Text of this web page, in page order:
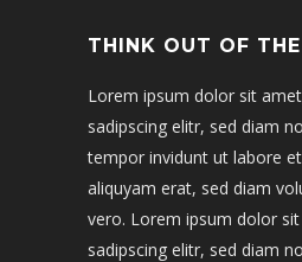
THINK OUT OF
Lorem ipsum dolor sit
sadipscing elitr, sed diam
tempor invidunt ut labore
aliquyam erat, sed diam
vero. Lorem ipsum dolor
sadipscing elitr, sed diam